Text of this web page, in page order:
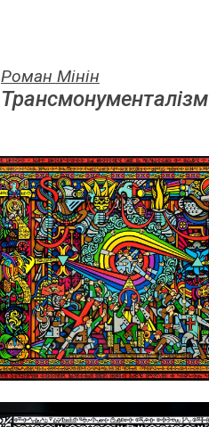
Роман Мінін
Трансмонументалізм